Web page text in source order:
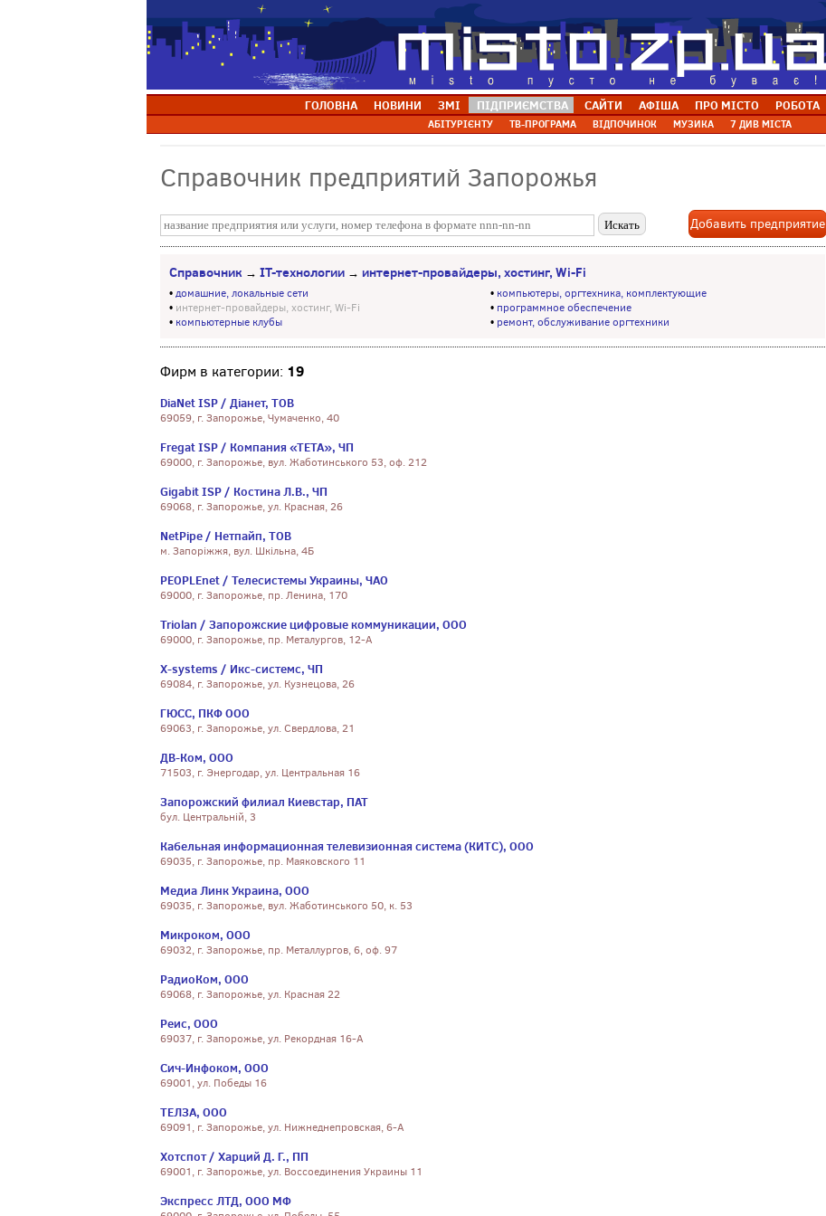
ГОЛОВНА НОВИНИ ЗМІ ПІДПРИЄМСТВА САЙТИ АФІША ПРО МІСТО РОБОТА
АБІТУРІЄНТУ ТВ-ПРОГРАМА ВІДПОЧИНОК МУЗИКА 7 ДИВ МІСТА
Справочник предприятий Запорожья
Добавить предприятие
Справочник → IT-технологии → интернет-провайдеры, хостинг, Wi-Fi
•домашние, локальные сети
• интернет-провайдеры, хостинг, Wi-Fi
• компьютерные клубы
• компьютеры, оргтехника, комплектующие
• программное обеспечение
• ремонт, обслуживание оргтехники
Фирм в категории: 19
DiaNet ISP / Діанет, ТОВ
69059, г. Запорожье, Чумаченко, 40
Fregat ISP / Компания «ТЕТА», ЧП
69000, г. Запорожье, вул. Жаботинського 53, оф. 212
Gigabit ISP / Костина Л.В., ЧП
69068, г. Запорожье, ул. Красная, 26
NetPipe / Нетпайп, ТОВ
м. Запоріжжя, вул. Шкільна, 4Б
PEOPLEnet / Телесистемы Украины, ЧАО
69000, г. Запорожье, пр. Ленина, 170
Triolan / Запорожские цифровые коммуникации, ООО
69000, г. Запорожье, пр. Металургов, 12-А
X-systems / Икс-системс, ЧП
69084, г. Запорожье, ул. Кузнецова, 26
ГЮСС, ПКФ ООО
69063, г. Запорожье, ул. Свердлова, 21
ДВ-Ком, ООО
71503, г. Энергодар, ул. Центральная 16
Запорожский филиал Киевстар, ПАТ
бул. Центральній, 3
Кабельная информационная телевизионная система (КИТС), ООО
69035, г. Запорожье, пр. Маяковского 11
Медиа Линк Украина, ООО
69035, г. Запорожье, вул. Жаботинського 50, к. 53
Микроком, ООО
69032, г. Запорожье, пр. Металлургов, 6, оф. 97
РадиоКом, ООО
69068, г. Запорожье, ул. Красная 22
Реис, ООО
69037, г. Запорожье, ул. Рекордная 16-А
Сич-Инфоком, ООО
69001, ул. Победы 16
ТЕЛЗА, ООО
69091, г. Запорожье, ул. Нижнеднепровская, 6-А
Хотспот / Харций Д. Г., ПП
69001, г. Запорожье, ул. Воссоединения Украины 11
Экспресс ЛТД, ООО МФ